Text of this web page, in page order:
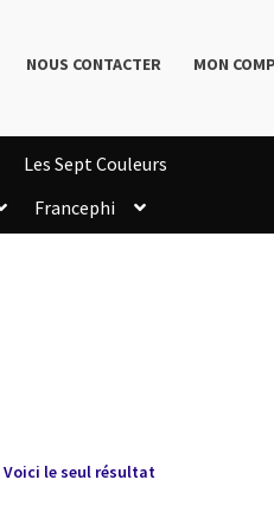
NOUS CONTACTER MON
Les Sept Couleurs
Francephi
Voici le seul résultat